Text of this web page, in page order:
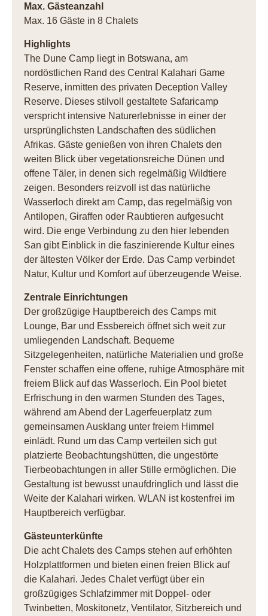
Max. Gästeanzahl
Max. 16 Gäste in 8 Chalets
Highlights
The Dune Camp liegt in Botswana, am
nordöstlichen Rand des Central Kalahari Game
Reserve, inmitten des privaten Deception Valley
Reserve. Dieses stilvoll gestaltete Safaricamp
verspricht intensive Naturerlebnisse in einer der
ursprünglichsten Landschaften des südlichen
Afrikas. Gäste genießen von ihren Chalets den
weiten Blick über vegetationsreiche Dünen und
offene Täler, in denen sich regelmäßig Wildtiere
zeigen. Besonders reizvoll ist das natürliche
Wasserloch direkt am Camp, das regelmäßig von
Antilopen, Giraffen oder Raubtieren aufgesucht
wird. Die enge Verbindung zu den hier lebenden
San gibt Einblick in die faszinierende Kultur eines
der ältesten Völker der Erde. Das Camp verbindet
Natur, Kultur und Komfort auf überzeugende Weise.
Zentrale Einrichtungen
Der großzügige Hauptbereich des Camps mit
Lounge, Bar und Essbereich öffnet sich weit zur
umliegenden Landschaft. Bequeme
Sitzgelegenheiten, natürliche Materialien und große
Fenster schaffen eine offene, ruhige Atmosphäre mit
freiem Blick auf das Wasserloch. Ein Pool bietet
Erfrischung in den warmen Stunden des Tages,
während am Abend der Lagerfeuerplatz zum
gemeinsamen Ausklang unter freiem Himmel
einlädt. Rund um das Camp verteilen sich gut
platzierte Beobachtungshütten, die ungestörte
Tierbeobachtungen in aller Stille ermöglichen. Die
Gestaltung ist bewusst unaufdringlich und lässt die
Weite der Kalahari wirken. WLAN ist kostenfrei im
Hauptbereich verfügbar.
Gästeunterkünfte
Die acht Chalets des Camps stehen auf erhöhten
Holzplattformen und bieten einen freien Blick auf
die Kalahari. Jedes Chalet verfügt über ein
großzügiges Schlafzimmer mit Doppel- oder
Twinbetten, Moskitonetz, Ventilator, Sitzbereich und